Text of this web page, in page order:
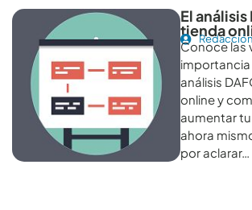
El análisis
tienda
Conoce las
análisis
online y
aumentar
ahora
por aclarar…